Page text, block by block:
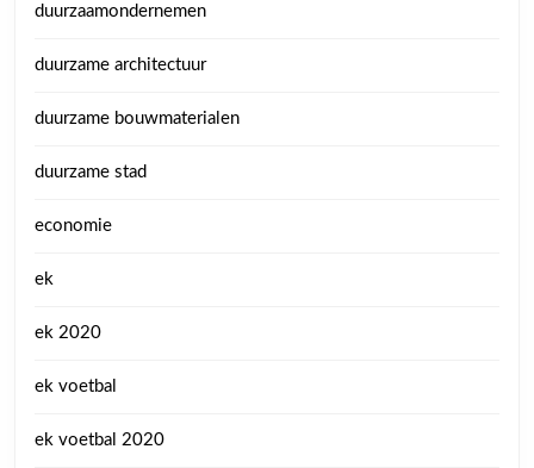
duurzaamondernemen
duurzame architectuur
duurzame bouwmaterialen
duurzame stad
economie
ek
ek 2020
ek voetbal
ek voetbal 2020